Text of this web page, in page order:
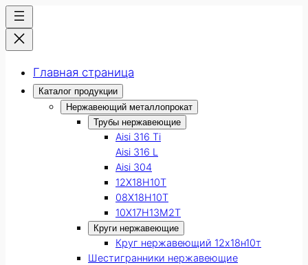
Главная страница
Каталог продукции
Нержавеющий металлопрокат
Трубы нержавеющие
Aisi 316 Ti
Aisi 316 L
Aisi 304
12Х18Н10Т
08Х18Н10Т
10Х17Н13М2Т
Круги нержавеющие
Круг нержавеющий 12х18н10т
Шестигранники нержавеющие